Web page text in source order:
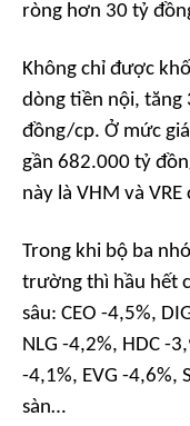
ròng hơn 30 tỷ
Không chỉ được
dòng tiền nội, tăng
đồng/cp. Ở mức
gần 682.000 tỷ
này là VHM và
Trong khi bộ ba
trường thì hầu hết
sâu: CEO -4,5%,
NLG -4,2%, HDC -
-4,1%, EVG -4,6%,
sàn…